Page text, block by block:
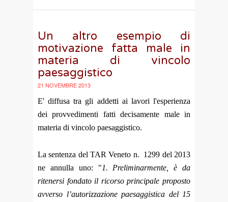
Un altro esempio di
motivazione fatta male in
materia di vincolo
paesaggistico
21 NOVEMBRE 2013
E' diffusa tra gli addetti ai lavori l'esperienza
dei provvedimenti fatti decisamente male in
materia di vincolo paesaggistico.
La sentenza del TAR Veneto n. 1299 del 2013
ne annulla uno: "1. Preliminarmente, è da
ritenersi fondato il ricorso principale proposto
avverso l’autorizzazione paesaggistica del 15